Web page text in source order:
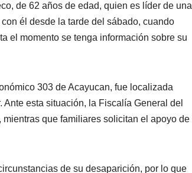
de 62 años de edad, quien es líder de una
él desde la tarde del sábado, cuando
el momento se tenga información sobre su
303 de Acayucan, fue localizada
esta situación, la Fiscalía General del
que familiares solicitan el apoyo de
de su desaparición, por lo que